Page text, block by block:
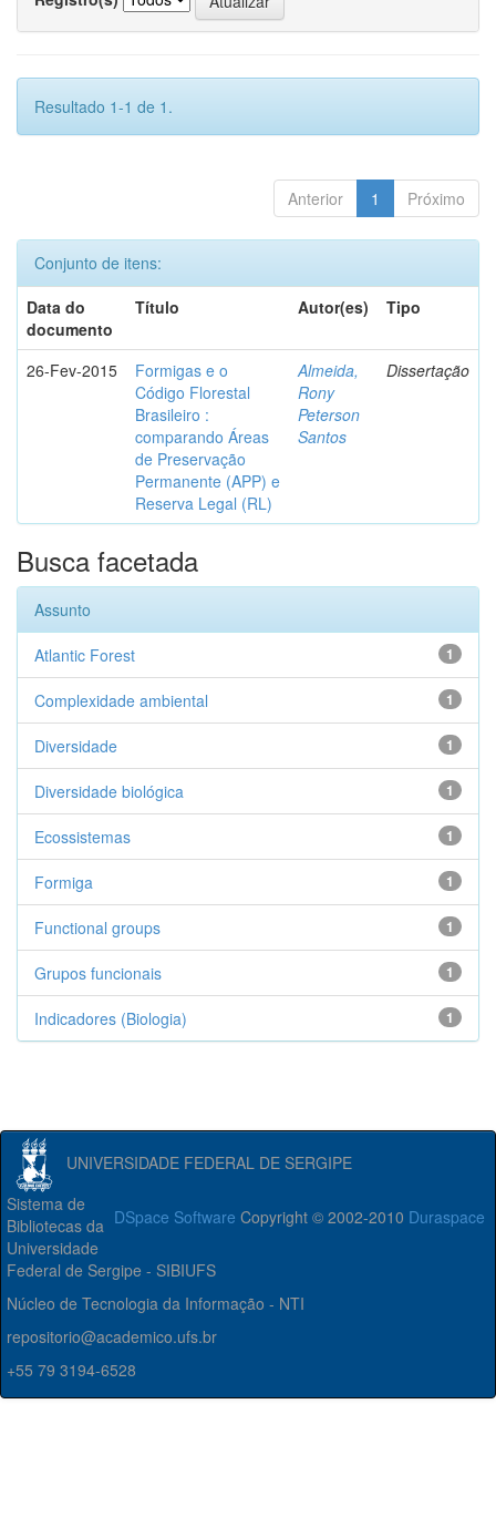
Resultado 1-1 de 1.
Anterior 1 Próximo
Conjunto de itens:
Data do
documento
Título Autor(es) Tipo
26-Fev-2015
Formigas e o
Código Florestal
Brasileiro :
comparando Áreas
de Preservação
Permanente (APP) e
Reserva Legal (RL)
Almeida,
Rony
Peterson
Santos
Dissertação
Busca facetada
Assunto
1
Atlantic Forest
1
Complexidade ambiental
1
Diversidade
1
Diversidade biológica
1
Ecossistemas
1
Formiga
1
Functional groups
1
Grupos funcionais
1
Indicadores (Biologia)
UNIVERSIDADE FEDERAL DE SERGIPE
DSpace Software Copyright © 2002-2010 Duraspace
Sistema de
Bibliotecas da
Universidade
Federal de Sergipe - SIBIUFS
Núcleo de Tecnologia da Informação - NTI
repositorio@academico.ufs.br
+55 79 3194-6528